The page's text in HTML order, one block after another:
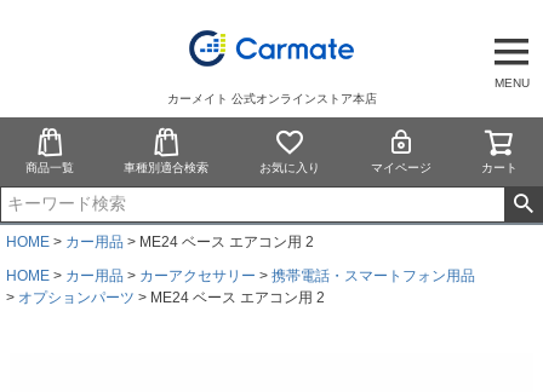
MENU
カーメイト 公式オンラインストア本店
商品一覧 車種別適合検索 お気に入り マイページ カート
HOME カー用品
ME24 ベース エアコン用 2
HOME
カー用品 カーアクセサリー
携帯電話・スマートフォン用品
オプションパーツ
ME24 ベース エアコン用 2